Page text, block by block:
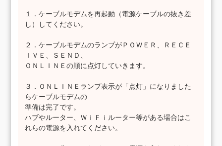
１．ケーブルモデムを再起動（電源ケーブルの抜き差
し）してください。
２．ケーブルモデムのランプがＰＯＷＥＲ、ＲＥＣＥ
ＩＶＥ、ＳＥＮＤ、
ＯＮＬＩＮＥの順に点灯していきます。
３．ＯＮＬＩＮＥランプ表示が「点灯」になりました
らケーブルモデムの
準備は完了です。
ハブやルーター、ＷｉＦｉルーター等がある場合はこ
れらの電源を入れてください。